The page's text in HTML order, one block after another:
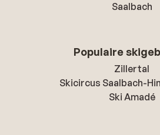
Saalbach
Populaire
Zillertal
Skicircus Saalbach-
Ski Amadé